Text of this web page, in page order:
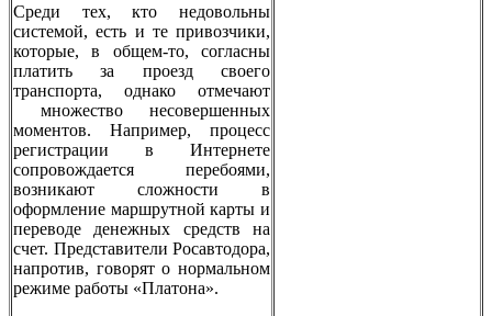
Среди тех, кто недовольны
системой, есть и те привозчики,
которые, в общем-то, согласны
платить за проезд своего
транспорта, однако отмечают
множество несовершенных
моментов. Например, процесс
регистрации в Интернете
сопровождается перебоями,
возникают сложности в
оформление маршрутной карты и
переводе денежных средств на
счет. Представители Росавтодора,
напротив, говорят о нормальном
режиме работы «Платона».